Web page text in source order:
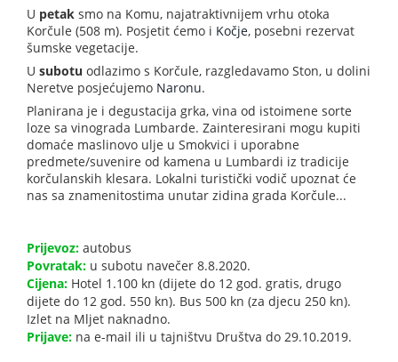
U petak smo na Komu, najatraktivnijem vrhu otoka
Korčule (508 m). Posjetit ćemo i Kočje, posebni rezervat
šumske vegetacije.
U subotu odlazimo s Korčule, razgledavamo Ston, u dolini
Neretve posjećujemo Naronu.
Planirana je i degustacija grka, vina od istoimene sorte
loze sa vinograda Lumbarde. Zainteresirani mogu kupiti
domaće maslinovo ulje u Smokvici i uporabne
predmete/suvenire od kamena u Lumbardi iz tradicije
korčulanskih klesara. Lokalni turistički vodič upoznat će
nas sa znamenitostima unutar zidina grada Korčule...
Prijevoz: autobus
Povratak: u subotu navečer 8.8.2020.
Cijena: Hotel 1.100 kn (dijete do 12 god. gratis, drugo
dijete do 12 god. 550 kn). Bus 500 kn (za djecu 250 kn).
Izlet na Mljet naknadno.
Prijave: na e-mail ili u tajništvu Društva do 29.10.2019.